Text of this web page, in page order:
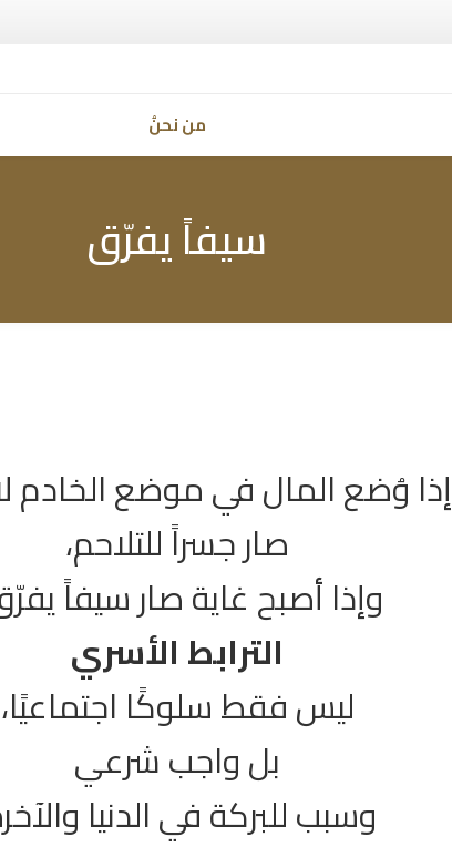
من نحنُ
سيفاً يفرّق
إذا وُضع المال في موضع الخادم
صار جسراً للتلاحم،
وإذا أصبح غاية صار سيفاً
الترابط الأسري
ليس فقط سلوكًا اجتماعيًا،
بل واجب شرعي
وسبب للبركة في الدنيا